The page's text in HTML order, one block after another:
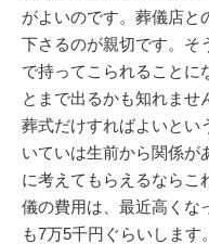
がよいのです。葬儀店と
下さるのが親切です。そ
で持ってこられることに
とまで出るかも知れませ
葬式だけすればよいとい
いていは生前から関係が
に考えてもらえるならこ
儀の費用は、最近高くな
も7万5千円ぐらいしま